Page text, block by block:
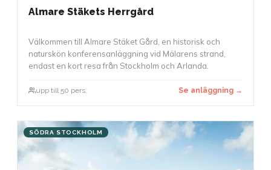
Almare Stäkets Herrgård
Välkommen till Almare Stäket Gård, en historisk och
naturskön konferensanläggning vid Mälarens strand,
endast en kort resa från Stockholm och Arlanda.
upp till 50 pers. Se anläggning →
SÖDRA STOCKHOLM